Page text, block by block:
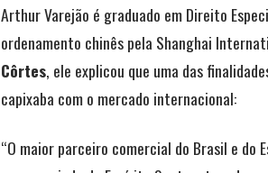
Arthur Varejão é graduado em Direito
ordenamento chinês pela Shanghai
Côrtes, ele explicou que uma das
capixaba com o mercado internacional:
“O maior parceiro comercial do Brasil e do